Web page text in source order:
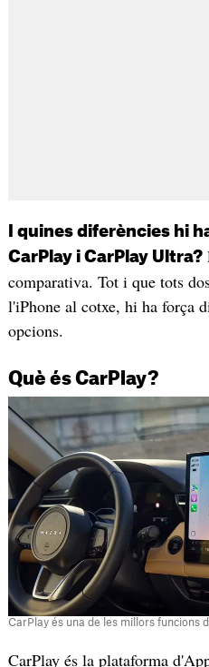
I quines diferències hi
CarPlay i CarPlay Ultra?
comparativa. Tot i que tots
l'iPhone al cotxe, hi ha força
opcions.
Què és CarPlay?
CarPlay és una de les millors funcions
CarPlay és la plataforma